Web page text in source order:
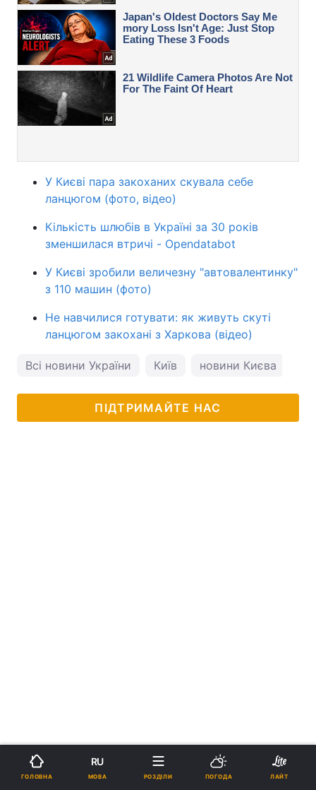
У Києві пара закоханих скувала себе
ланцюгом (фото, відео)
Кількість шлюбів в Україні за 30 років
зменшилася втричі - Opendatabot
У Києві зробили величезну "автовалентинку"
з 110 машин (фото)
Не навчилися готувати: як живуть скуті
ланцюгом закохані з Харкова (відео)
Всі новини України Київ новини Києва
ПІДТРИМАЙТЕ НАС
ГОЛОВНА
RU
МОВА РОЗДІЛИ ПОГОДА ЛАЙТ